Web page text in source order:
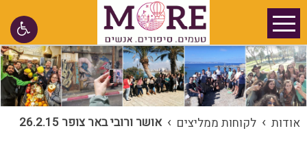
אודות › לקוחות ממליצים › אושר ורובי באר צופר 26.2.15